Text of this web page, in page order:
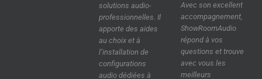
solutions audio-
professionnelles. Il
apporte des aides
au choix et à
l’installation de
configurations
audio dédiées à
Avec son excellent
accompagnement,
ShowRoomAudio
répond à vos
questions et trouve
avec vous les
meilleurs